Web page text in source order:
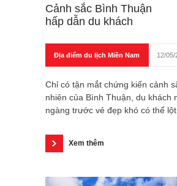
Cảnh sắc Bình Thuận
hấp dẫn du khách
Địa điểm du lịch Miền Nam 12/05/
Chỉ có tận mắt chứng kiến cảnh
nhiên của Bình Thuận, du khách
ngàng trước vẻ đẹp khó có thể
Xem thêm